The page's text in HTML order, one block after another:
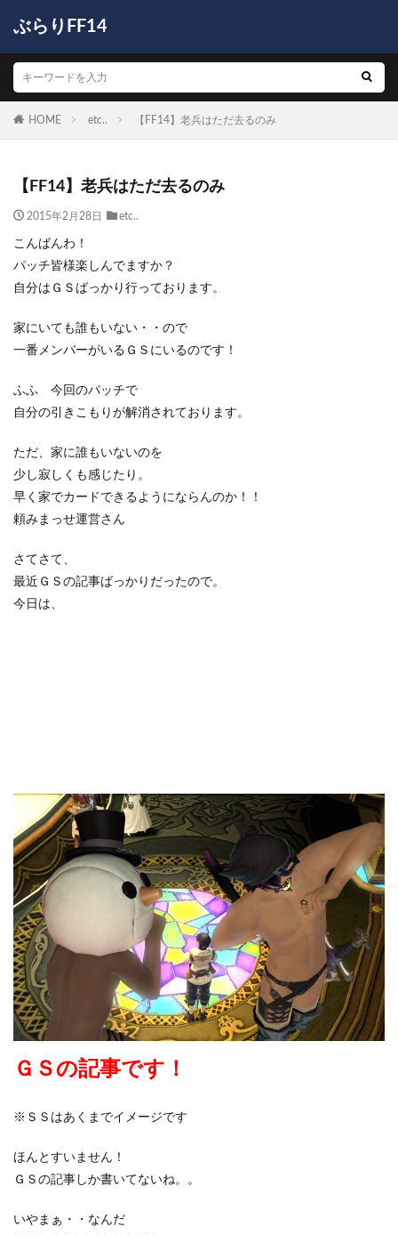
ぶらりFF14
HOME etc.. 【FF14】老兵はただ去るのみ
【FF14】老兵はただ去るのみ
2015年2月28日 etc..
こんばんわ！
パッチ皆様楽しんでますか？
自分はＧＳばっかり行っております。
家にいても誰もいない・・ので
一番メンバーがいるＧＳにいるのです！
ふふ 今回のパッチで
自分の引きこもりが解消されております。
ただ、家に誰もいないのを
少し寂しくも感じたり。
早く家でカードできるようにならんのか！！
頼みまっせ運営さん
さてさて、
最近ＧＳの記事ばっかりだったので。
今日は、
ＧＳの記事です！
※ＳＳはあくまでイメージです
ほんとすいません！
ＧＳの記事しか書いてないね。。
いやまぁ・・なんだ